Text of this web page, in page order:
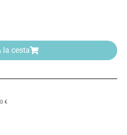
introduce la
la cesta
€